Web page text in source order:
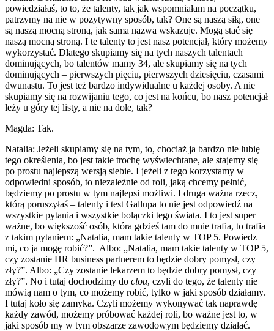
powiedziałaś, to to, że talenty, tak jak wspomniałam na początku,
patrzymy na nie w pozytywny sposób, tak? One są naszą siłą, one
są naszą mocną stroną, jak sama nazwa wskazuje. Mogą stać się
naszą mocną stroną. I te talenty to jest nasz potencjał, który możemy
wykorzystać. Dlatego skupiamy się na tych naszych talentach
dominujących, bo talentów mamy 34, ale skupiamy się na tych
dominujących – pierwszych pięciu, pierwszych dziesięciu, czasami
dwunastu. To jest też bardzo indywidualne u każdej osoby. A nie
skupiamy się na rozwijaniu tego, co jest na końcu, bo nasz potencjał
leży u góry tej listy, a nie na dole, tak?
Magda: Tak.
Natalia: Jeżeli skupiamy się na tym, to, chociaż ja bardzo nie lubię
tego określenia, bo jest takie trochę wyświechtane, ale stajemy się
po prostu najlepszą wersją siebie. I jeżeli z tego korzystamy w
odpowiedni sposób, to niezależnie od roli, jaką chcemy pełnić,
będziemy po prostu w tym najlepsi możliwi. I druga ważna rzecz,
którą poruszyłaś – talenty i test Gallupa to nie jest odpowiedź na
wszystkie pytania i wszystkie bolączki tego świata. I to jest super
ważne, bo większość osób, która gdzieś tam do mnie trafia, to trafia
z takim pytaniem: „Natalia, mam takie talenty w TOP 5. Powiedz
mi, co ja mogę robić?”. Albo: „Natalia, mam takie talenty w TOP 5,
czy zostanie HR business partnerem to będzie dobry pomysł, czy
zły?”. Albo: „Czy zostanie lekarzem to będzie dobry pomysł, czy
zły?”. No i tutaj dochodzimy do clou, czyli do tego, że talenty nie
mówią nam o tym, co możemy robić, tylko w jaki sposób działamy.
I tutaj koło się zamyka. Czyli możemy wykonywać tak naprawdę
każdy zawód, możemy próbować każdej roli, bo ważne jest to, w
jaki sposób my w tym obszarze zawodowym będziemy działać.